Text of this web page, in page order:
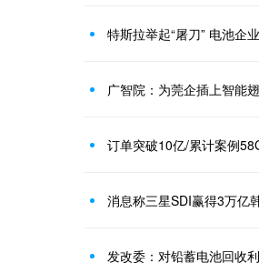
特斯拉举起“屠刀” 电池企
广智院：为莞企插上智能
订单突破10亿/累计案例
消息称三星SDI赢得3万亿